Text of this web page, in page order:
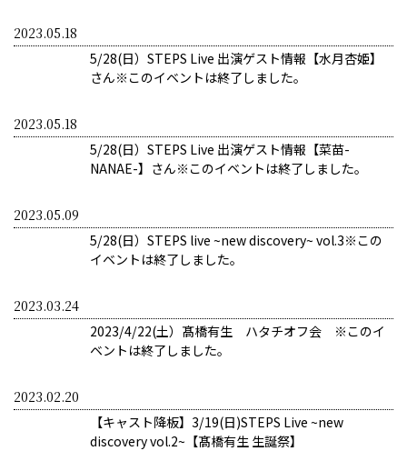
2023.05.18
5/28(日）STEPS Live 出演ゲスト情報【水月杏姫】
さん※このイベントは終了しました。
2023.05.18
5/28(日）STEPS Live 出演ゲスト情報【菜苗-
NANAE-】さん※このイベントは終了しました。
2023.05.09
5/28(日）STEPS live ~new discovery~ vol.3※この
イベントは終了しました。
2023.03.24
2023/4/22(土）髙橋有生 ハタチオフ会 ※このイ
ベントは終了しました。
2023.02.20
【キャスト降板】3/19(日)STEPS Live ~new
discovery vol.2~【髙橋有生 生誕祭】